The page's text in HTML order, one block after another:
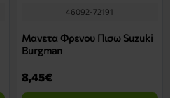
46092-72191
Μανετα Φρενου Πισω Suzuki
Burgman
8,45€